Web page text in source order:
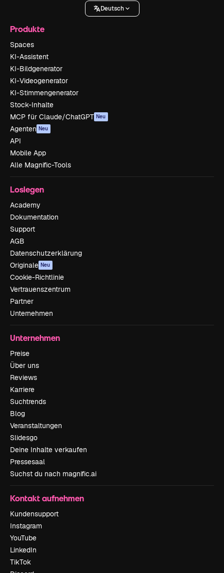
Deutsch
Produkte
Spaces
KI-Assistent
KI-Bildgenerator
KI-Videogenerator
KI-Stimmengenerator
Stock-Inhalte
MCP für Claude/ChatGPT Neu
Agenten Neu
API
Mobile App
Alle Magnific-Tools
Loslegen
Academy
Dokumentation
Support
AGB
Datenschutzerklärung
Originale Neu
Cookie-Richtlinie
Vertrauenszentrum
Partner
Unternehmen
Unternehmen
Preise
Über uns
Reviews
Karriere
Suchtrends
Blog
Veranstaltungen
Slidesgo
Deine Inhalte verkaufen
Pressesaal
Suchst du nach magnific.ai
Kontakt aufnehmen
Kundensupport
Instagram
YouTube
LinkedIn
TikTok